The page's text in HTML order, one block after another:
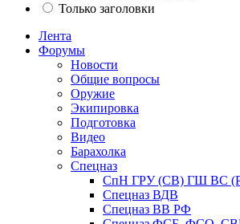
Только заголовки
Лента
Форумы
Новости
Общие вопросы
Оружие
Экипировка
Подготовка
Видео
Барахолка
Спецназ
СпН ГРУ (СВ) ГШ ВС
Спецназ ВДВ
Спецназ ВВ РФ